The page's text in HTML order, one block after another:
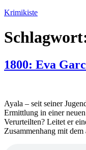
Zum
springen
Krimikiste
1800: Eva
Ayala – seit seiner
Ermittlung in einer
Verurteilten? Leitet er
Zusammenhang mit